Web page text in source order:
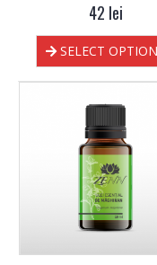
out of 5
42 lei
SELECT